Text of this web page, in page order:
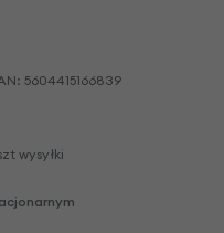
5604415166839
wysyłki